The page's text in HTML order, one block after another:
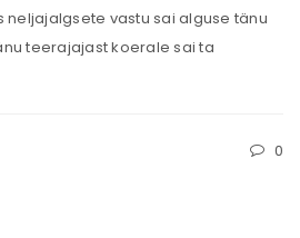
vastu sai alguse tänu
teerajajast koerale sai ta
0